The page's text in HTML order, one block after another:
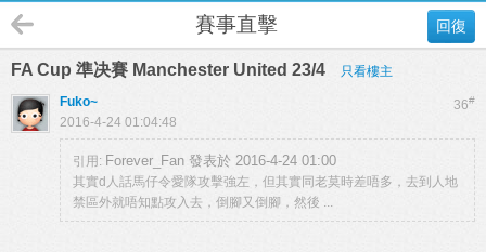
回復
賽事直擊
FA Cup 準决賽 Manchester United 23/4 只看樓主
36#
Fuko~
2016-4-24 01:04:48
引用: Forever_Fan 發表於 2016-4-24 01:00
其實d人話馬仔令愛隊攻擊強左，但其實同老莫時差唔多，去到人地
禁區外就唔知點攻入去，倒腳又倒腳，然後 ...